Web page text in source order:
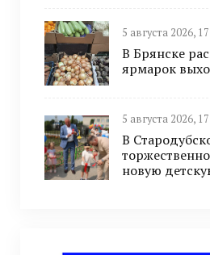
5 августа 2026,
В Брянске
ярмарок
5 августа 2026,
В
новую